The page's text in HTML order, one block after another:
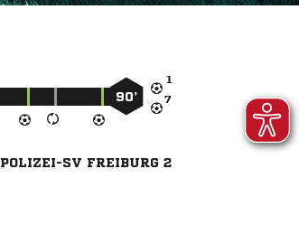


90’
POLIZEI-SV FREIBURG 2